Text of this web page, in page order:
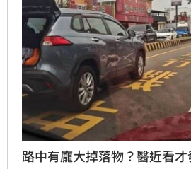
路中有龐大掉落物？醫近看才